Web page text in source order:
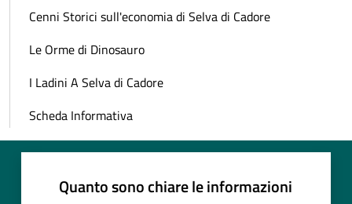
Cenni Storici sull'economia di Selva di Cadore
Le Orme di Dinosauro
I Ladini A Selva di Cadore
Scheda Informativa
Quanto sono chiare le informazioni